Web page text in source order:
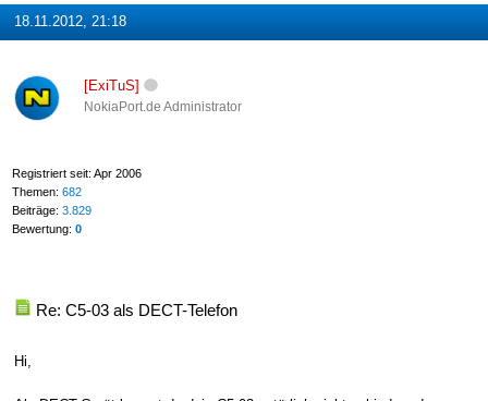
18.11.2012, 21:18
[ExiTuS]
NokiaPort.de Administrator
Registriert seit: Apr 2006
Themen: 682
Beiträge: 3.829
Bewertung: 0
Re: C5-03 als DECT-Telefon
Hi,